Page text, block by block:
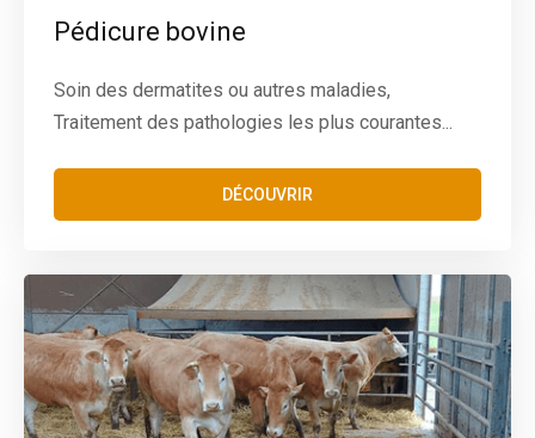
Pédicure bovine
Soin des dermatites ou autres maladies,
Traitement des pathologies les plus courantes...
DÉCOUVRIR